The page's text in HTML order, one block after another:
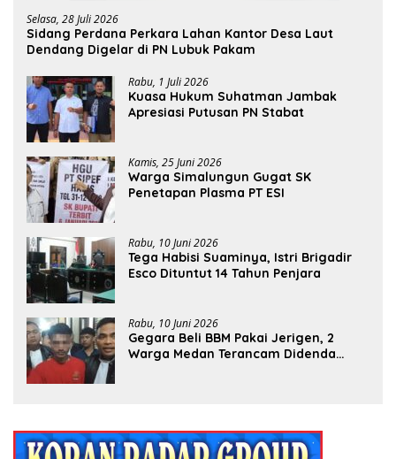
Selasa, 28 Juli 2026
Sidang Perdana Perkara Lahan Kantor Desa Laut
Dendang Digelar di PN Lubuk Pakam
Rabu, 1 Juli 2026
Kuasa Hukum Suhatman Jambak
Apresiasi Putusan PN Stabat
Kamis, 25 Juni 2026
Warga Simalungun Gugat SK
Penetapan Plasma PT ESI
Rabu, 10 Juni 2026
Tega Habisi Suaminya, Istri Brigadir
Esco Dituntut 14 Tahun Penjara
Rabu, 10 Juni 2026
Gegara Beli BBM Pakai Jerigen, 2
Warga Medan Terancam Didenda